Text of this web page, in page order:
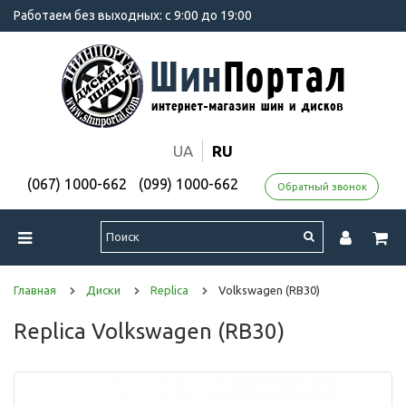
Работаем без выходных: с 9:00 до 19:00
UA RU
(067) 1000-662 (099) 1000-662 Обратный звонок
Главная Диски Replica Volkswagen (RB30)
Replica Volkswagen (RB30)